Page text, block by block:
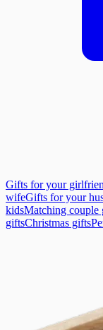
Gifts for your
wifeGifts for your
kidsMatching couple
giftsChristmas gifts